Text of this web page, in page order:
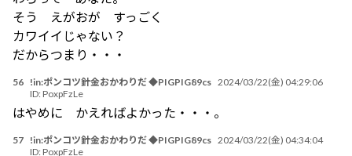
そう えがおが すっごく
カワイイじゃない？
だからつまり・・・
56 !in:ポンコツ針金おかわりだ ◆PIGPIG89cs 2024/03/22(金) 04:29:06
ID: PoxpFzLe
はやめに かえればよかった・・・。
57 !in:ポンコツ針金おかわりだ ◆PIGPIG89cs 2024/03/22(金) 04:34:04
ID: PoxpFzLe